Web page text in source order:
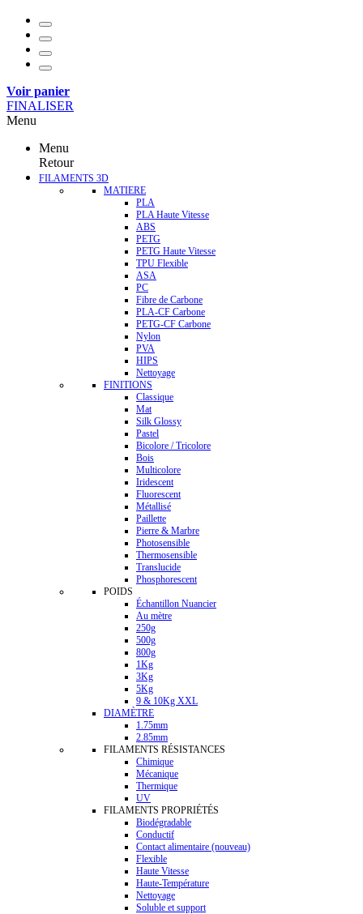
Voir panier
FINALISER
Menu
Menu
Retour
FILAMENTS 3D
MATIERE
PLA
PLA Haute Vitesse
ABS
PETG
PETG Haute Vitesse
TPU Flexible
ASA
PC
Fibre de Carbone
PLA-CF Carbone
PETG-CF Carbone
Nylon
PVA
HIPS
Nettoyage
FINITIONS
Classique
Mat
Silk Glossy
Pastel
Bicolore / Tricolore
Bois
Multicolore
Iridescent
Fluorescent
Métallisé
Paillette
Pierre & Marbre
Photosensible
Thermosensible
Translucide
Phosphorescent
POIDS
Échantillon Nuancier
Au mètre
250g
500g
800g
1Kg
3Kg
5Kg
9 & 10Kg XXL
DIAMÈTRE
1.75mm
2.85mm
FILAMENTS RÉSISTANCES
Chimique
Mécanique
Thermique
UV
FILAMENTS PROPRIÉTÉS
Biodégradable
Conductif
Contact alimentaire (nouveau)
Flexible
Haute Vitesse
Haute-Température
Nettoyage
Soluble et support